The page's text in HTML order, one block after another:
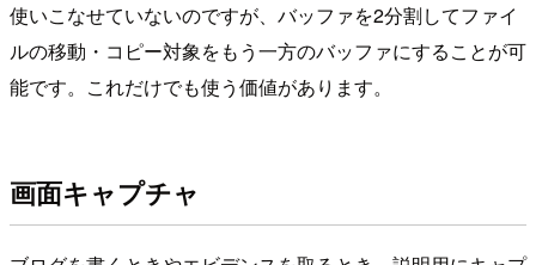
使いこなせていないのですが、バッファを2分割してファイ
ルの移動・コピー対象をもう一方のバッファにすることが可
能です。これだけでも使う価値があります。
画面キャプチャ